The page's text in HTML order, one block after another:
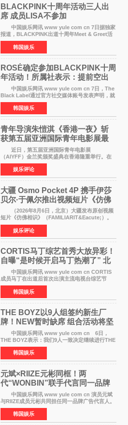
BLACKPINK十周年活动三人出
席 成员LISA不参加
中国娱乐网讯 www yule com cn 7日据独家
报道，BLACKPINK出道十周年Meet & Greet活
动将由智秀、ROS&Eacute;、JENNIE出席，
LISA将缺席。 此前BLACKPINK所属社YG并
未为组合出道十周年做
韩国娱乐
ROSÉ确定参加BLACKPINK十周
年活动！所属社表示：提前空出
了时间
中国娱乐网讯 www yule com cn 7日，The
Black Label通过官方社交媒体账号发表声明，就
近期网络上关于ROS&Eacute;个人行程及是否参
加BLACKPINK出道纪念活动的种种猜测作出正
式回应。 Th
韩国娱乐
青年导演朱愷淇《香港一夜》斩
获第五届亚洲国际青年电影展最
佳剧本改编奖
近日，第五届亚洲国际青年电影展
（AIYFF）金兰奖颁奖盛典在香港隆重举行。在
这场汇聚数百位海内外电影人、文化界人士及媒
体代表的亚洲青年影视盛会上，香港本土电影
《香港一夜》（Dawn in Ho
娱乐评论
大疆 Osmo Pocket 4P 携手伊莎
贝尔·于佩尔推出视频短片《仿佛
相识》
（2026年8月6日，北京）大疆发布原创视频
短片《仿佛相识》（FAMILIARIT&Eacute;）。
视频短片由戛纳国际电影节最佳女演员伊莎贝尔·
于佩尔（Isabelle Huppert）主演，全程使用大
疆首款双主摄口
娱乐评论
CORTIS马丁综艺首秀大放异彩！
自曝“是时候开启马丁热潮了” 北
美巡演火热进行中
中国娱乐网讯 www yule com cn CORTIS
成员马丁在出道后首次出演主流电视台综艺节
目，展现了多才多艺的魅力。 马丁出演了5日
播出的MBC《Radio Star》Fashion与Passion
之间，I&lsquo;m
韩国娱乐
THE BOYZ以9人组签约新生厂
牌！NEW暂时缺席 组合活动将坚
定不移继续
中国娱乐网讯 www yule com cn 6日，
THE BOYZ表示：我们9人一致决定继续进行THE
BOYZ组合活动，并且已经完成了组合团体活动
签约。目前正在新生厂牌下进行活动准备。尚未
离开THE BOYZ原所
韩国娱乐
元斌×RIIZE元彬同框！两
代“WONBIN”联手代言同一品牌
颜值天花板合体
中国娱乐网讯 www yule com cn 演员元斌
与RIIZE成员元彬共同担任同一品牌广告代言人。
6日据独家报道，继演员元斌之后，RIIZE元彬最
近也被选为某在线中介平台A公司的共同广告代言
人，两人将作
韩国娱乐